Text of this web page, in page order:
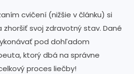
cvičení (nižšie v článku) si
zhoršiť svoj zdravotný stav. Dané
pod dohľadom
ktorý dbá na správne
proces liečby!